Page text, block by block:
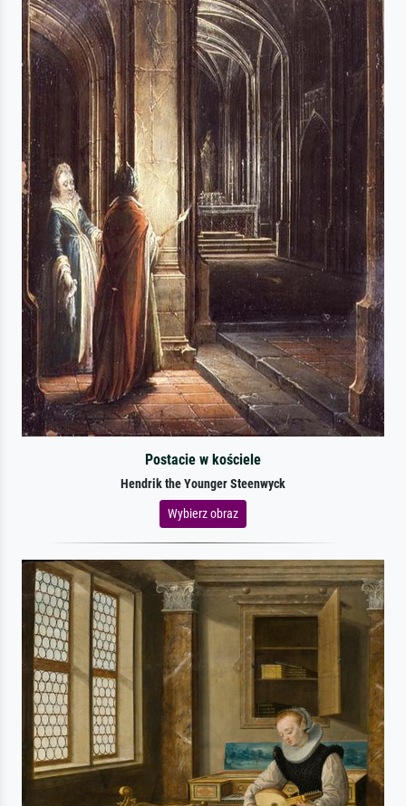
Postacie w kościele
Hendrik the Younger Steenwyck
Wybierz obraz